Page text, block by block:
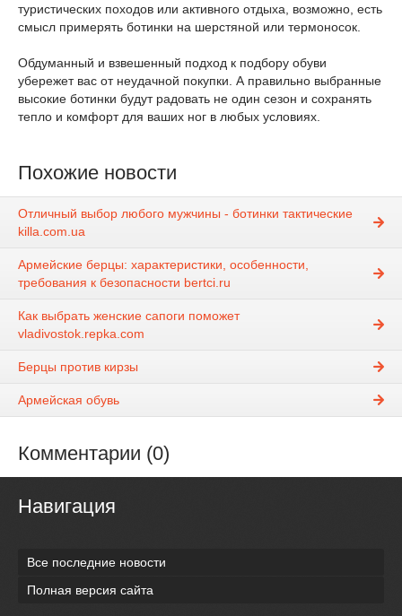
туристических походов или активного отдыха, возможно, есть
смысл примерять ботинки на шерстяной или термоносок.
Обдуманный и взвешенный подход к подбору обуви
убережет вас от неудачной покупки. А правильно выбранные
высокие ботинки будут радовать не один сезон и сохранять
тепло и комфорт для ваших ног в любых условиях.
Похожие новости
Отличный выбор любого мужчины - ботинки тактические
killa.com.ua
Армейские берцы: характеристики, особенности,
требования к безопасности bertci.ru
Как выбрать женские сапоги поможет
vladivostok.repka.com
Берцы против кирзы
Армейская обувь
Комментарии (0)
Навигация
Все последние новости
Полная версия сайта